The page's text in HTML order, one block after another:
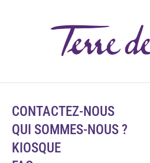
CONTACTEZ-NOUS
QUI SOMMES-NOUS ?
KIOSQUE